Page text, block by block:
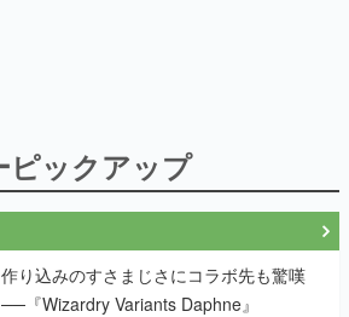
作り込みのすさまじさにコラボ先も驚嘆
──『Wizardry Variants Daphne』
もキャラも武器も戦闘システムもワンオフ
で作り込まれた理由を両ディレクターに聞